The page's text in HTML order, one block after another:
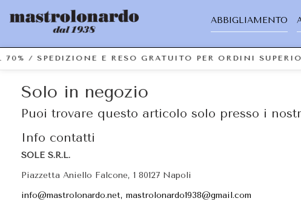
ABBIGLIAMENTO
/ SPEDIZIONE E RESO GRATUITO PER ORDINI
Solo in negozio
Puoi trovare questo articolo solo presso i
Info contatti
SOLE S.R.L.
Piazzetta Aniello Falcone, 1 80127 Napoli
info@mastrolonardo.net, mastrolonardo1938@gmail.com